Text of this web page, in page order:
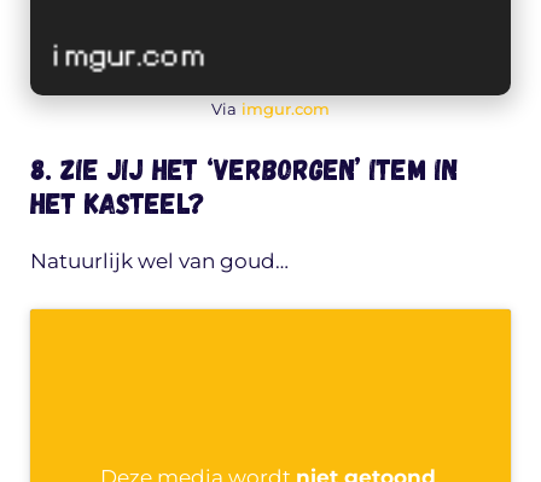
Via imgur.com
8. Zie jij het ‘verborgen’ item in
het kasteel?
Natuurlijk wel van goud…
Deze media wordt niet getoond.